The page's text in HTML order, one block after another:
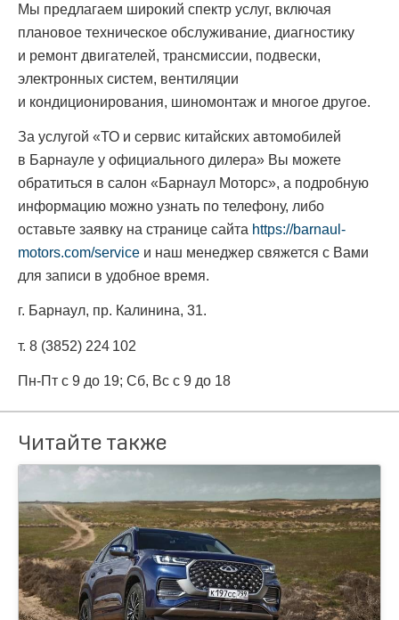
Мы предлагаем широкий спектр услуг, включая
плановое техническое обслуживание, диагностику
и ремонт двигателей, трансмиссии, подвески,
электронных систем, вентиляции
и кондиционирования, шиномонтаж и многое другое.
За услугой «ТО и сервис китайских автомобилей
в Барнауле у официального дилера» Вы можете
обратиться в салон «Барнаул Моторс», а подробную
информацию можно узнать по телефону, либо
оставьте заявку на странице сайта https://barnaul-
motors.com/service и наш менеджер свяжется с Вами
для записи в удобное время.
г. Барнаул, пр. Калинина, 31.
т. 8 (3852) 224 102
Пн-Пт с 9 до 19; Сб, Вс с 9 до 18
Читайте также